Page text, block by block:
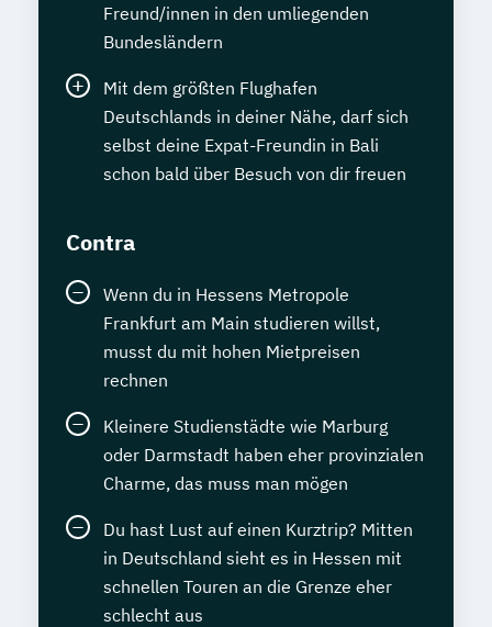
Freund/innen in den umliegenden
Bundesländern
Mit dem größten Flughafen
Deutschlands in deiner Nähe, darf sich
selbst deine Expat-Freundin in Bali
schon bald über Besuch von dir freuen
Contra
Wenn du in Hessens Metropole
Frankfurt am Main studieren willst,
musst du mit hohen Mietpreisen
rechnen
Kleinere Studienstädte wie Marburg
oder Darmstadt haben eher provinzialen
Charme, das muss man mögen
Du hast Lust auf einen Kurztrip? Mitten
in Deutschland sieht es in Hessen mit
schnellen Touren an die Grenze eher
schlecht aus